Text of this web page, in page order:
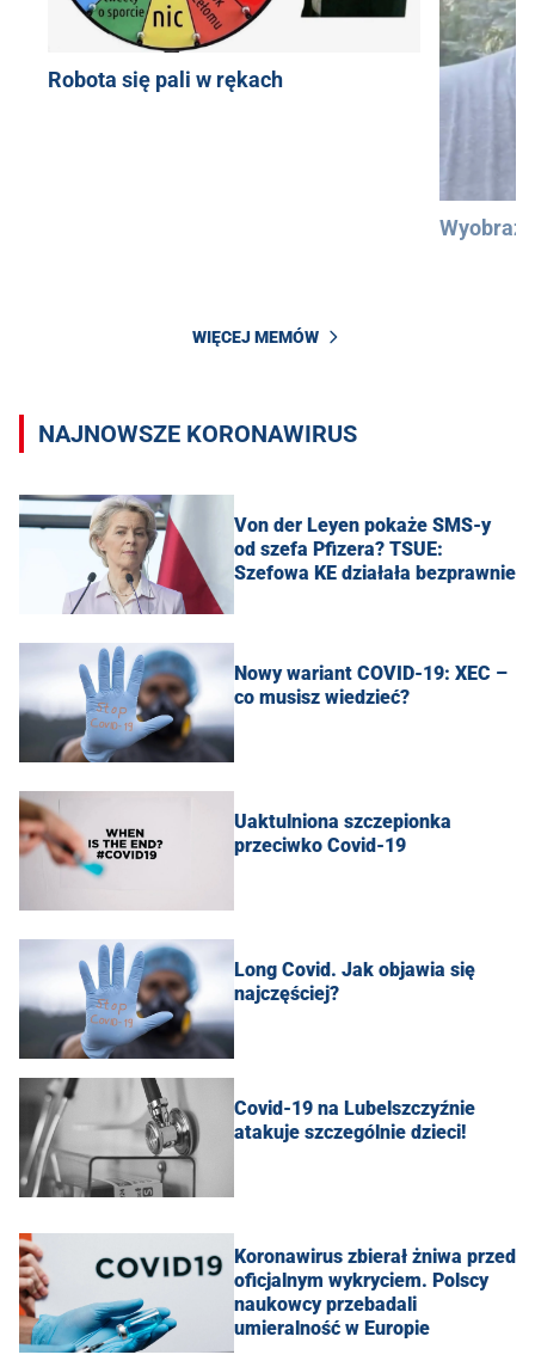
Robota się pali w rękach
WIĘCEJ MEMÓW
NAJNOWSZE KORONAWIRUS
Von der Leyen pokaże SMS-y
od szefa Pfizera? TSUE:
Szefowa KE działała bezprawnie
Nowy wariant COVID-19: XEC –
co musisz wiedzieć?
Uaktulniona szczepionka
przeciwko Covid-19
Long Covid. Jak objawia się
najczęściej?
Covid-19 na Lubelszczyźnie
atakuje szczególnie dzieci!
Koronawirus zbierał żniwa przed
oficjalnym wykryciem. Polscy
naukowcy przebadali
umieralność w Europie